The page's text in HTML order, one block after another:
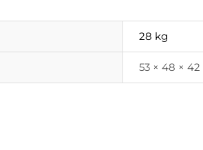
28 kg
53 × 48 ×